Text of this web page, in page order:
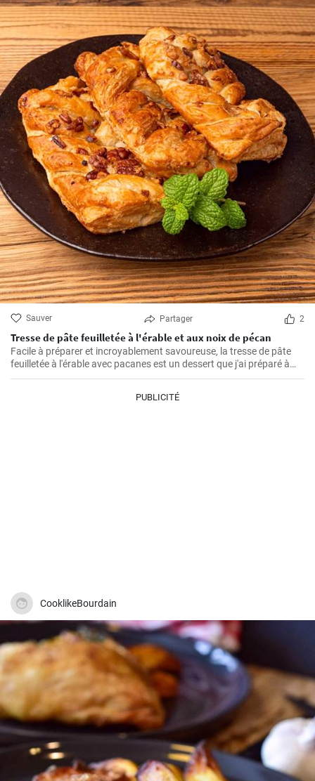
Sauver Partager 2
Tresse de pâte feuilletée à l'érable et aux noix de pécan
Facile à préparer et incroyablement savoureuse, la tresse de pâte
feuilletée à l'érable avec pacanes est un dessert que j'ai préparé à
maintes reprises pour mes proches. Parfumée de caramel, la saveur
amère des pacanes et la légèreté de la pâte feuilletée font qu'il est
PUBLICITÉ
CooklikeBourdain